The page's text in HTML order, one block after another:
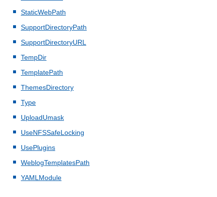
StaticWebPath
SupportDirectoryPath
SupportDirectoryURL
TempDir
TemplatePath
ThemesDirectory
Type
UploadUmask
UseNFSSafeLocking
UsePlugins
WeblogTemplatesPath
YAMLModule